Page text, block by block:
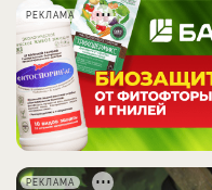
РЕКЛАМА
РЕКЛАМА